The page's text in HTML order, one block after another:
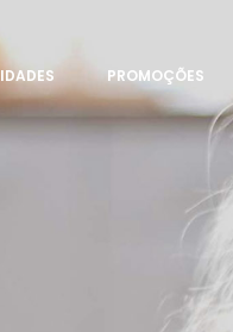
PROMOÇÕES